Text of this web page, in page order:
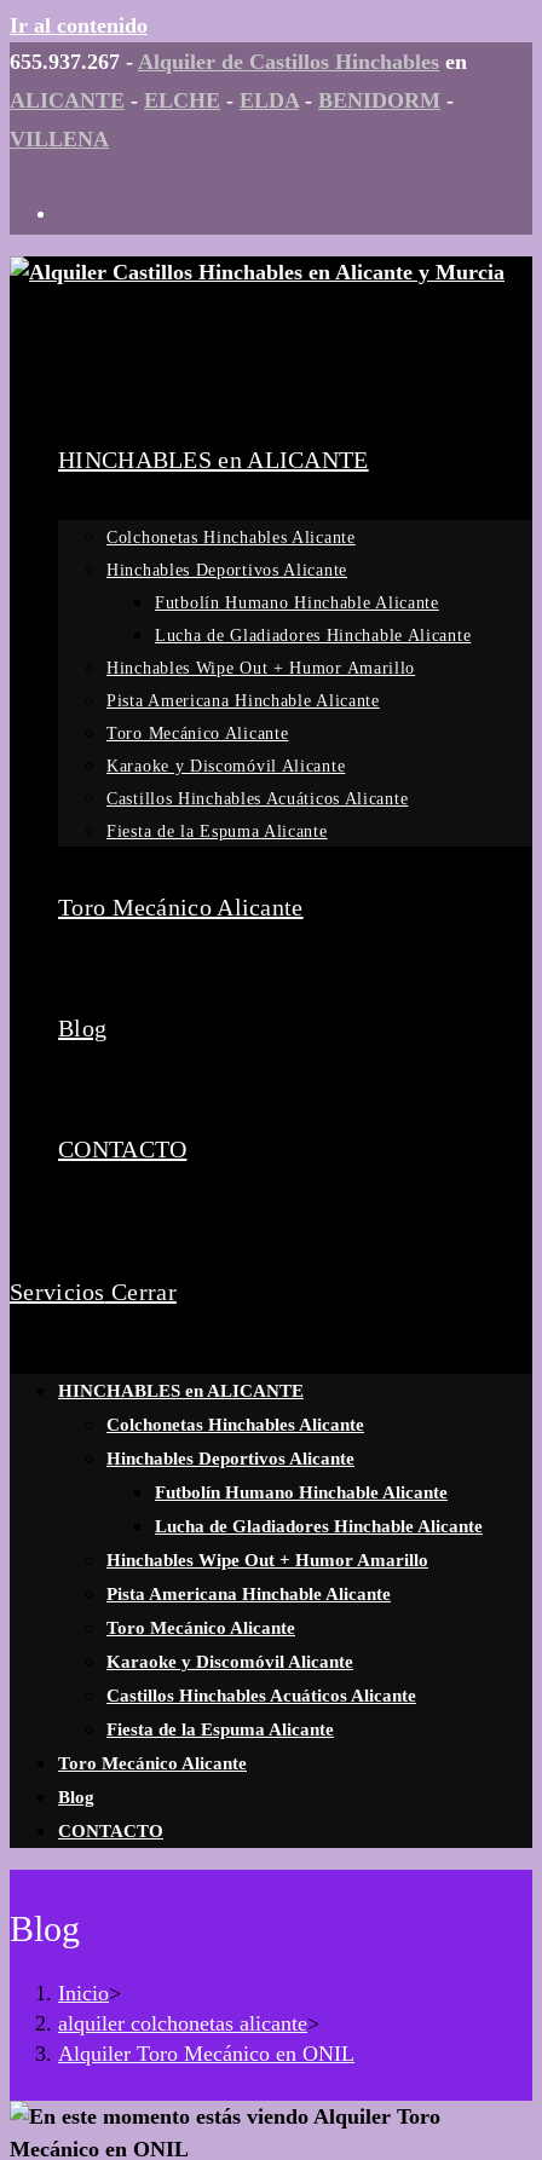
Ir al contenido
655.937.267 - Alquiler de Castillos Hinchables en
ALICANTE - ELCHE - ELDA- BENIDORM -
VILLENA
HINCHABLES en ALICANTE
Colchonetas Hinchables Alicante
Hinchables Deportivos Alicante
Futbolín Humano Hinchable Alicante
Lucha de Gladiadores Hinchable Alicante
Hinchables Wipe Out + Humor Amarillo
Pista Americana Hinchable Alicante
Toro Mecánico Alicante
Karaoke y Discomóvil Alicante
Castillos Hinchables Acuáticos Alicante
Fiesta de la Espuma Alicante
Toro Mecánico Alicante
Blog
CONTACTO
Servicios Cerrar
HINCHABLES en ALICANTE
Colchonetas Hinchables Alicante
Hinchables Deportivos Alicante
Futbolín Humano Hinchable Alicante
Lucha de Gladiadores Hinchable Alicante
Hinchables Wipe Out + Humor Amarillo
Pista Americana Hinchable Alicante
Toro Mecánico Alicante
Karaoke y Discomóvil Alicante
Castillos Hinchables Acuáticos Alicante
Fiesta de la Espuma Alicante
Toro Mecánico Alicante
Blog
CONTACTO
Blog
Inicio>
alquiler colchonetas alicante>
Alquiler Toro Mecánico en ONIL